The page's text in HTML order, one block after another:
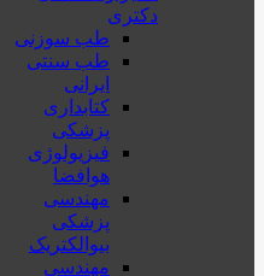
دکتری
طب سوزنی
طب سنتی
ایرانی
کتابداری
پزشکی
فیزیولوژی
هوافضا
مهندسی
پزشکی
بیوالکتریک
مهندسی